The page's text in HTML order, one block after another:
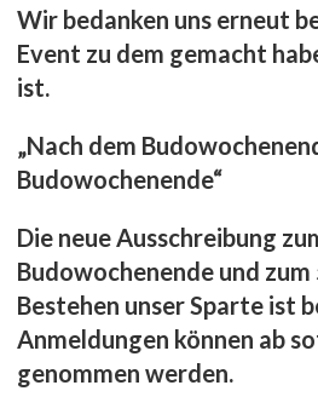
Wir bedanken uns erneut
Event zu dem gemacht
ist.
„Nach dem
Budowochenende“
Die neue Ausschreibung
Budowochenende und
Bestehen unser Sparte ist
Anmeldungen können ab
genommen werden.